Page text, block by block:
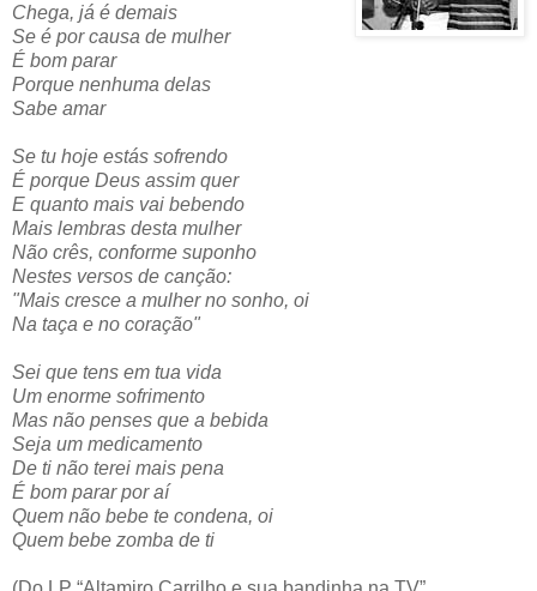
Chega, já é demais
Se é por causa de mulher
É bom parar
Porque nenhuma delas
Sabe amar
Se tu hoje estás sofrendo
É porque Deus assim quer
E quanto mais vai bebendo
Mais lembras desta mulher
Não crês, conforme suponho
Nestes versos de canção:
"Mais cresce a mulher no sonho, oi
Na taça e no coração"
Sei que tens em tua vida
Um enorme sofrimento
Mas não penses que a bebida
Seja um medicamento
De ti não terei mais pena
É bom parar por aí
Quem não bebe te condena, oi
Quem bebe zomba de ti